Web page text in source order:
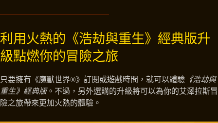
利用火熱的《浩劫與重生》經典版升
級點燃你的冒險之旅
只要擁有《魔獸世界®》訂閱或遊戲時間，就可以體驗 《浩劫與
重生》經典版。不過，另外選購的升級將可以為你的艾澤拉斯冒
險之旅帶來更加火熱的體驗。